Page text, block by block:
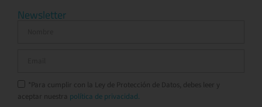
Newsletter
*Para cumplir con la Ley de Protección de Datos, debes leer y
aceptar nuestra política de privacidad.